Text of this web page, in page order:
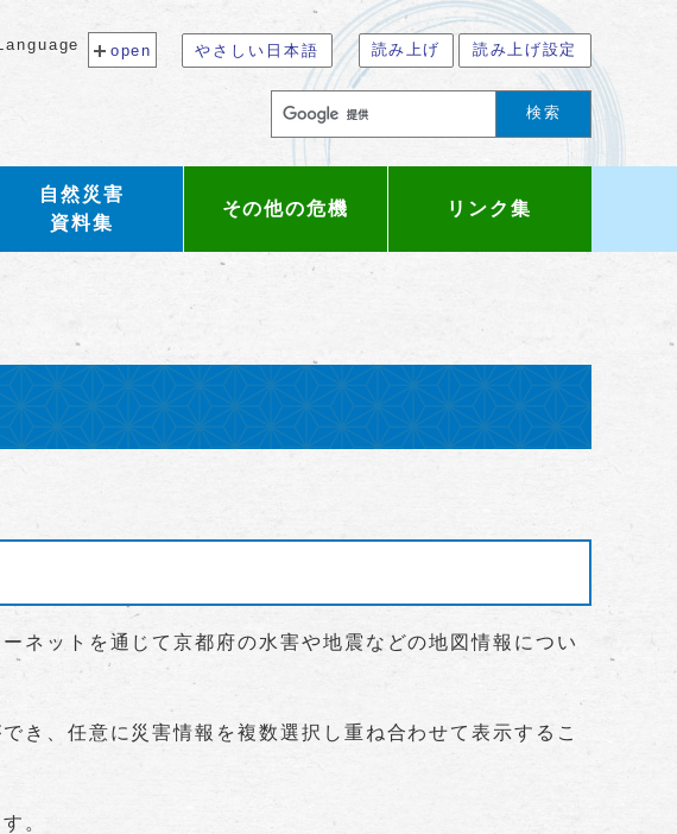
open やさしい日本語 読み上げ 読み上げ設定
検索
自然災害
資料集
その他の危機 リンク集
ネットを通じて京都府の水害や地震などの地図情報につい
、任意に災害情報を複数選択し重ね合わせて表示するこ
。